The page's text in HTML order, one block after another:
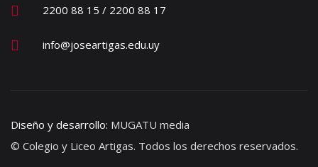
2200 88 15 / 2200 88 17
info@joseartigas.edu.uy
© Colegio y Liceo Artigas. Todos los derechos reservados.
Diseño y desarrollo: MUGATU media